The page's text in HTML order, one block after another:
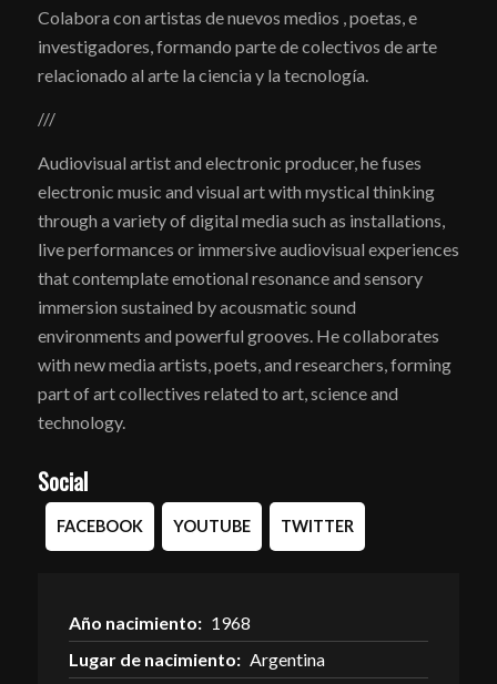
Colabora con artistas de nuevos medios , poetas, e
investigadores, formando parte de colectivos de arte
relacionado al arte la ciencia y la tecnología.
///
Audiovisual artist and electronic producer, he fuses
electronic music and visual art with mystical thinking
through a variety of digital media such as installations,
live performances or immersive audiovisual experiences
that contemplate emotional resonance and sensory
immersion sustained by acousmatic sound
environments and powerful grooves. He collaborates
with new media artists, poets, and researchers, forming
part of art collectives related to art, science and
technology.
Social
FACEBOOK YOUTUBE TWITTER
Año nacimiento: 1968
Lugar de nacimiento: Argentina